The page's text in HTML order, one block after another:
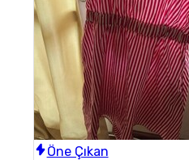
Öne Çıkan